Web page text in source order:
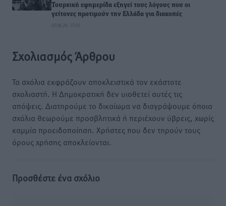
Τουρκική εφημερίδα εξηγεί τους λόγους που οι
γείτονες προτιμούν την Ελλάδα για διακοπές
07.08.26 · 17:55
Σχολιασμός Άρθρου
Τα σχόλια εκφράζουν αποκλειστικά τον εκάστοτε
σχολιαστή. Η Δημοκρατική δεν υιοθετεί αυτές τις
απόψεις. Διατηρούμε το δικαίωμα να διαγράψουμε όποια
σχόλια θεωρούμε προσβλητικά ή περιέχουν ύβρεις, χωρίς
καμμία προειδοποίηση. Χρήστες που δεν τηρούν τους
όρους χρήσης αποκλείονται.
Προσθέστε ένα σχόλιο